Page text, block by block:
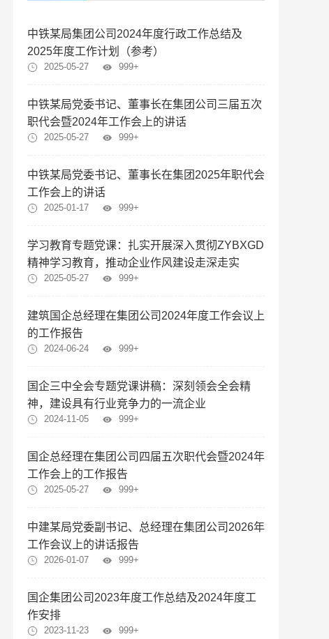
中铁某局集团公司2024年度行政工作总结及
2025年度工作计划（参考）
2025-05-27 999+
中铁某局党委书记、董事长在集团公司三届五次
职代会暨2024年工作会上的讲话
2025-05-27 999+
中铁某局党委书记、董事长在集团2025年职代会
工作会上的讲话
2025-01-17 999+
学习教育专题党课：扎实开展深入贯彻ZYBXGD
精神学习教育，推动企业作风建设走深走实
2025-05-27 999+
建筑国企总经理在集团公司2024年度工作会议上
的工作报告
2024-06-24 999+
国企三中全会专题党课讲稿：深刻领会全会精
神，建设具有行业竞争力的一流企业
2024-11-05 999+
国企总经理在集团公司四届五次职代会暨2024年
工作会上的工作报告
2025-05-27 999+
中建某局党委副书记、总经理在集团公司2026年
工作会议上的讲话报告
2026-01-07 999+
国企集团公司2023年度工作总结及2024年度工
作安排
2023-11-23 999+